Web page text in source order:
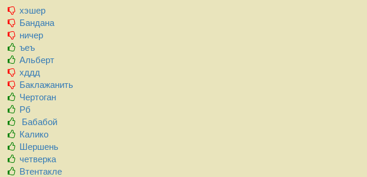
хэшер
Бандана
ничер
ъеъ
Альберт
хддд
Баклажанить
Чертоган
Рб
Бабабой
Калико
Шершень
четверка
Втентакле